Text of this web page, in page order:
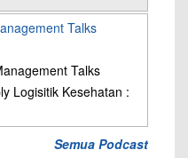
Talks
Talks
Logisitik Kesehatan :
Semua Podcast